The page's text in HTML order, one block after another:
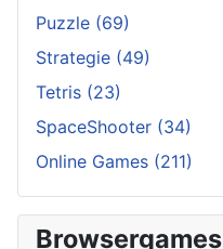
Puzzle (69)
Strategie (49)
Tetris (23)
SpaceShooter (34)
Online Games (211)
Browsergames